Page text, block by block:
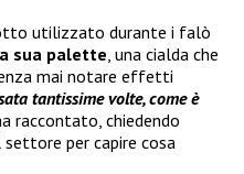
utilizzato durante i falò
sua palette , una cialda che
mai notare effetti
tantissime volte, come è
raccontato, chiedendo
per capire cosa